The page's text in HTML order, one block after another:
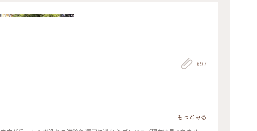
697
もっとみる